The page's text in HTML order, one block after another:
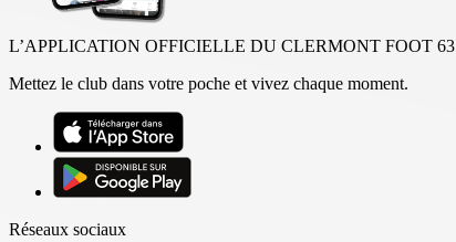
L’APPLICATION OFFICIELLE DU CLERMONT FOOT 63
Mettez le club dans votre poche et vivez chaque moment.
Réseaux sociaux